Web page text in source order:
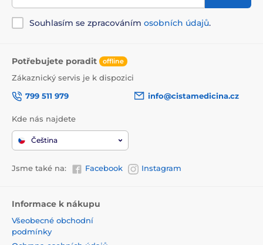
Souhlasím se zpracováním osobních údajů.
Potřebujete poradit offline
Zákaznický servis je k dispozici
799 511 979
info@cistamedicina.cz
Kde nás najdete
Čeština
Jsme také na: Facebook Instagram
Informace k nákupu
Všeobecné obchodní
podmínky